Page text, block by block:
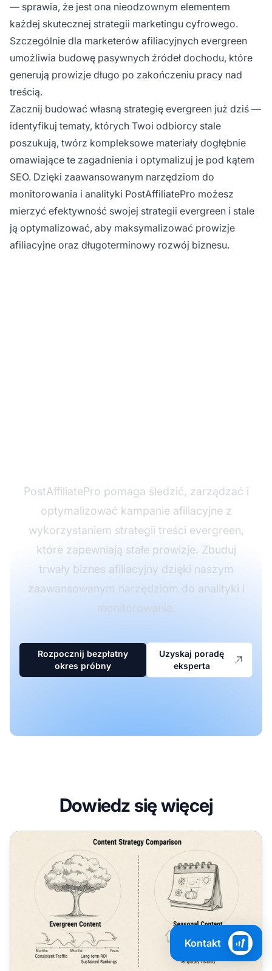
— sprawia, że jest ona nieodzownym elementem
każdej skutecznej strategii marketingu cyfrowego.
Szczególnie dla marketerów afiliacyjnych evergreen
umożliwia budowę pasywnych źródeł dochodu, które
generują prowizje długo po zakończeniu pracy nad
treścią.
Zacznij budować własną strategię evergreen już dziś —
identyfikuj tematy, których Twoi odbiorcy stale
poszukują, twórz kompleksowe materiały dogłębnie
omawiające te zagadnienia i optymalizuj je pod kątem
SEO. Dzięki zaawansowanym narzędziom do
monitorowania i analityki PostAffiliatePro możesz
mierzyć efektywność swojej strategii evergreen i stale
ją optymalizować, aby maksymalizować prowizje
afiliacyjne oraz długoterminowy rozwój biznesu.
PostAffiliatePro pomaga śledzić, zarządzać i
optymalizować kampanie afiliacyjne z
wykorzystaniem strategii treści evergreen,
które zapewniają stałe prowizje. Zbuduj
trwały biznes afiliacyjny dzięki naszym
zaawansowanym narzędziom do analityki i
monitorowania.
Rozpocznij bezpłatny
okres próbny
Uzyskaj poradę
eksperta
Dowiedz się więcej
Dlaczego potrzebujemy treści evergreen? Kompletny
Kontakt